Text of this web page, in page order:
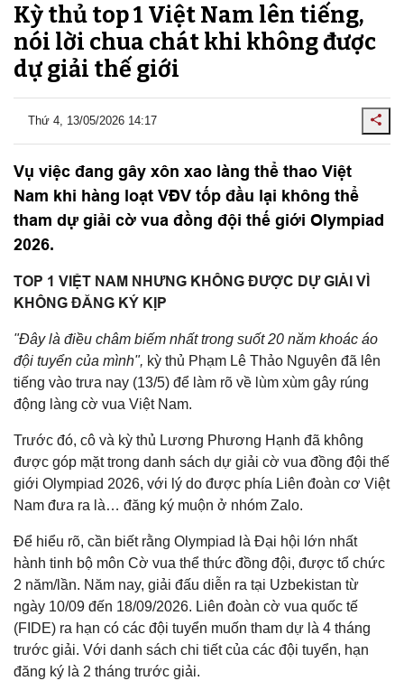
Kỳ thủ top 1 Việt Nam lên tiếng,
nói lời chua chát khi không được
dự giải thế giới
Thứ 4, 13/05/2026 14:17
Vụ việc đang gây xôn xao làng thể thao Việt
Nam khi hàng loạt VĐV tốp đầu lại không thể
tham dự giải cờ vua đồng đội thế giới Olympiad
2026.
TOP 1 VIỆT NAM NHƯNG KHÔNG ĐƯỢC DỰ GIẢI VÌ
KHÔNG ĐĂNG KÝ KỊP
"Đây là điều châm biếm nhất trong suốt 20 năm khoác áo
đội tuyển của mình", kỳ thủ Phạm Lê Thảo Nguyên đã lên
tiếng vào trưa nay (13/5) để làm rõ về lùm xùm gây rúng
động làng cờ vua Việt Nam.
Trước đó, cô và kỳ thủ Lương Phương Hạnh đã không
được góp mặt trong danh sách dự giải cờ vua đồng đội thế
giới Olympiad 2026, với lý do được phía Liên đoàn cơ Việt
Nam đưa ra là… đăng ký muộn ở nhóm Zalo.
Để hiểu rõ, cần biết rằng Olympiad là Đại hội lớn nhất
hành tinh bộ môn Cờ vua thể thức đồng đội, được tổ chức
2 năm/lần. Năm nay, giải đấu diễn ra tại Uzbekistan từ
ngày 10/09 đến 18/09/2026. Liên đoàn cờ vua quốc tế
(FIDE) ra hạn có các đội tuyển muốn tham dự là 4 tháng
trước giải. Với danh sách chi tiết của các đội tuyển, hạn
đăng ký là 2 tháng trước giải.